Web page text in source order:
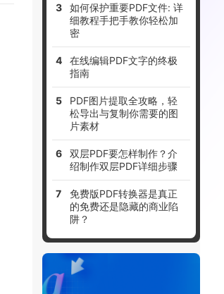
如何保护重要PDF文件: 详
细教程手把手教你轻松加
密
在线编辑PDF文字的终极
指南
PDF图片提取全攻略，轻
松导出与复制你需要的图
片素材
双层PDF要怎样制作？介
绍制作双层PDF详细步骤
免费版PDF转换器是真正
的免费还是隐藏的商业陷
阱？